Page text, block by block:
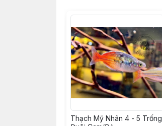
Thạch Mỹ Nhân 4 - 5 Trống